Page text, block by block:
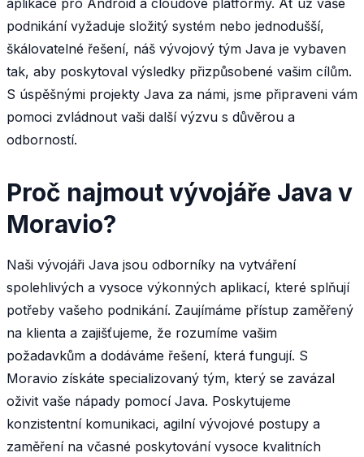
podnikání vyžaduje složitý systém nebo jednodušší,
škálovatelné řešení, náš vývojový tým Java je vybaven
tak, aby poskytoval výsledky přizpůsobené vašim cílům.
S úspěšnými projekty Java za námi, jsme připraveni vám
pomoci zvládnout vaši další výzvu s důvěrou a
odborností.
Proč najmout vývojáře Java v
Moravio?
Naši vývojáři Java jsou odborníky na vytváření
spolehlivých a vysoce výkonných aplikací, které splňují
potřeby vašeho podnikání. Zaujímáme přístup zaměřený
na klienta a zajišťujeme, že rozumíme vašim
požadavkům a dodáváme řešení, která fungují. S
Moravio získáte specializovaný tým, který se zavázal
oživit vaše nápady pomocí Java. Poskytujeme
konzistentní komunikaci, agilní vývojové postupy a
zaměření na včasné poskytování vysoce kvalitních